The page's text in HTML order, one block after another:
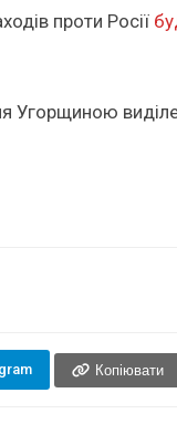
проти Росії
Копіювати